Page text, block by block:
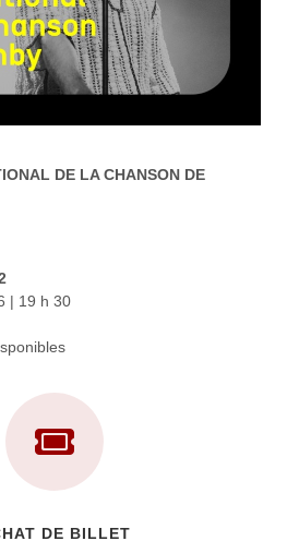
DE LA CHANSON DE
| 19 h 30
DE BILLET